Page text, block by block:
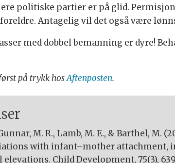
politiske partier er på glid.
foreldre. Antagelig vil det også være
med dobbel bemanning er dyre!
på trykk hosAftenposten.
M. R., Lamb, M. E., & Barthel, M.
with infant–mother attachment,
Child Development, 75(3),